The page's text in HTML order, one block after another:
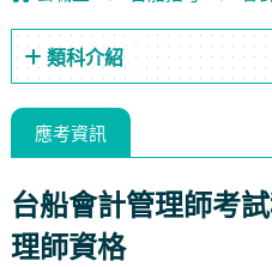
類科介紹
應考資訊
台船會計管理師考
理師資格